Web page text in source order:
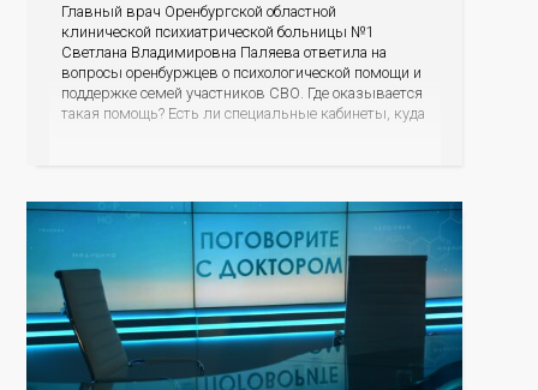
Главный врач Оренбургской областной
клинической психиатрической больницы №1
Светлана Владимировна Паляева ответила на
вопросы оренбуржцев о психологической помощи и
поддержке семей участников СВО. Где оказывается
такая помощь? Есть ли специальные кабинеты, куда